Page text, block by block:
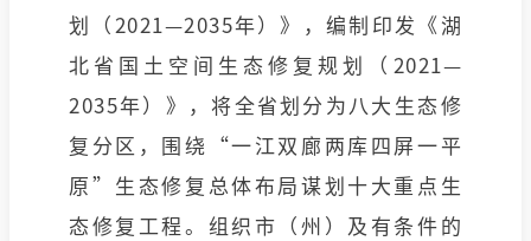
划（2021—2035年）》，编制印发《湖
北省国土空间生态修复规划（2021—
2035年）》，将全省划分为八大生态修
复分区，围绕“一江双廊两库四屏一平
原”生态修复总体布局谋划十大重点生
态修复工程。组织市（州）及有条件的